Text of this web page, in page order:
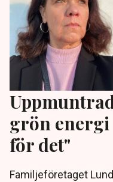
grön energi
för det"
Familjeföretaget